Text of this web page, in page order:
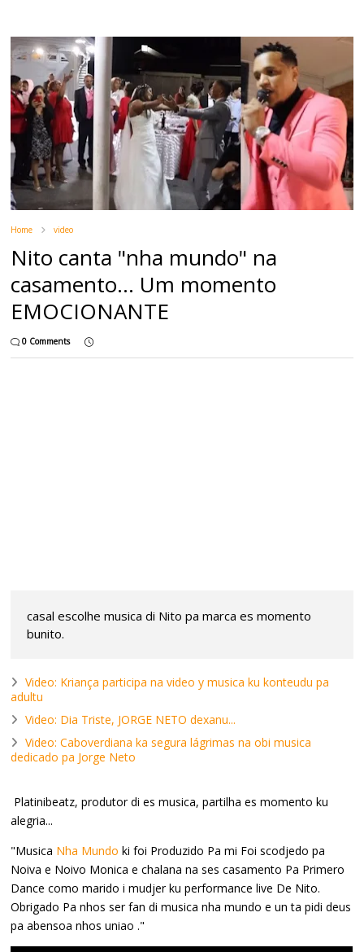
Home video
Nito canta "nha mundo" na
casamento... Um momento
EMOCIONANTE
0 Comments
casal escolhe musica di Nito pa marca es momento
bunito.
Video: Kriança participa na video y musica ku konteudu pa
adultu
Video: Dia Triste, JORGE NETO dexanu...
Video: Caboverdiana ka segura lágrimas na obi musica
dedicado pa Jorge Neto
Platinibeatz, produtor di es musica, partilha es momento ku
alegria...
"Musica Nha Mundo ki foi Produzido Pa mi Foi scodjedo pa
Noiva e Noivo Monica e chalana na ses casamento Pa Primero
Dance como marido i mudjer ku performance live De Nito.
Obrigado Pa nhos ser fan di musica nha mundo e un ta pidi deus
pa abensoa nhos uniao ."